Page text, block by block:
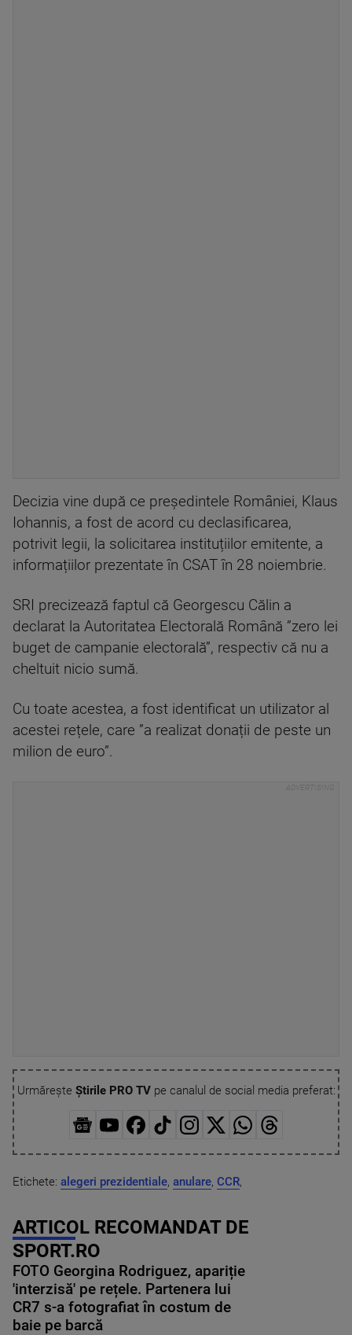
Decizia vine după ce președintele României, Klaus
Iohannis, a fost de acord cu declasificarea,
potrivit legii, la solicitarea instituțiilor emitente, a
informațiilor prezentate în CSAT în 28 noiembrie.
SRI precizează faptul că Georgescu Călin a
declarat la Autoritatea Electorală Română ”zero lei
buget de campanie electorală”, respectiv că nu a
cheltuit nicio sumă.
Cu toate acestea, a fost identificat un utilizator al
acestei rețele, care ”a realizat donații de peste un
milion de euro”.
Urmărește Știrile PRO TVpe canalul de social media preferat:
Etichete: alegeri prezidentiale, anulare, CCR,
ARTICOL RECOMANDAT DE
SPORT.RO
FOTO Georgina Rodriguez, apariție
'interzisă' pe rețele. Partenera lui
CR7 s-a fotografiat în costum de
baie pe barcă